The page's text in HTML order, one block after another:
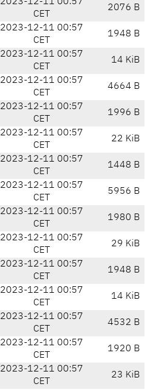
CET
2076 B
2023-12-11 00:57
CET
1948 B
2023-12-11 00:57
CET
14 KiB
2023-12-11 00:57
CET
4664 B
2023-12-11 00:57
CET
1996 B
2023-12-11 00:57
CET
22 KiB
2023-12-11 00:57
CET
1448 B
2023-12-11 00:57
CET
5956 B
2023-12-11 00:57
CET
1980 B
2023-12-11 00:57
CET
29 KiB
2023-12-11 00:57
CET
1948 B
2023-12-11 00:57
CET
14 KiB
2023-12-11 00:57
CET
4532 B
2023-12-11 00:57
CET
1920 B
2023-12-11 00:57
CET
23 KiB